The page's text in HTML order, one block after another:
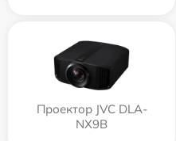
Проектор JVC DLA-
NX9B